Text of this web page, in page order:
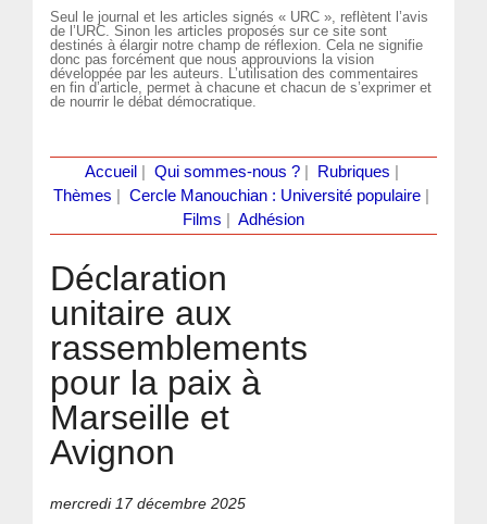
Seul le journal et les articles signés « URC », reflètent l’avis
de l’URC. Sinon les articles proposés sur ce site sont
destinés à élargir notre champ de réflexion. Cela ne signifie
donc pas forcément que nous approuvions la vision
développée par les auteurs. L’utilisation des commentaires
en fin d’article, permet à chacune et chacun de s’exprimer et
de nourrir le débat démocratique.
Accueil Qui sommes-nous ?| Rubriques
Thèmes
Cercle Manouchian : Université populaire
Films
Adhésion
Déclaration
unitaire aux
rassemblements
pour la paix à
Marseille et
Avignon
mercredi 17 décembre 2025